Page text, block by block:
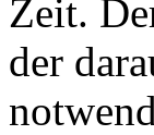
Zeit.
der